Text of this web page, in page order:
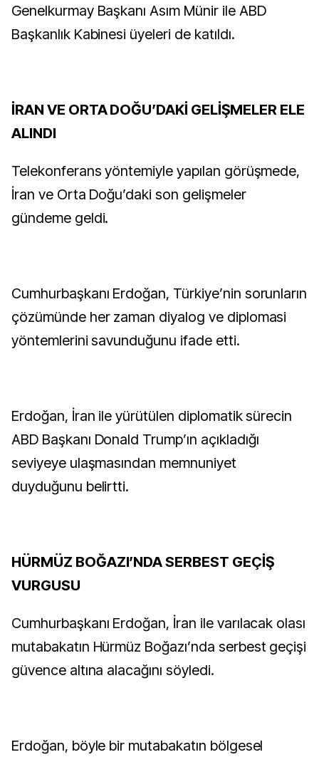
Genelkurmay Başkanı Asım Münir ile ABD
Başkanlık Kabinesi üyeleri de katıldı.
İRAN VE ORTA DOĞU’DAKİ GELİŞMELER ELE
ALINDI
Telekonferans yöntemiyle yapılan görüşmede,
İran ve Orta Doğu’daki son gelişmeler
gündeme geldi.
Cumhurbaşkanı Erdoğan, Türkiye’nin sorunların
çözümünde her zaman diyalog ve diplomasi
yöntemlerini savunduğunu ifade etti.
Erdoğan, İran ile yürütülen diplomatik sürecin
ABD Başkanı Donald Trump’ın açıkladığı
seviyeye ulaşmasından memnuniyet
duyduğunu belirtti.
HÜRMÜZ BOĞAZI’NDA SERBEST GEÇİŞ
VURGUSU
Cumhurbaşkanı Erdoğan, İran ile varılacak olası
mutabakatın Hürmüz Boğazı’nda serbest geçişi
güvence altına alacağını söyledi.
Erdoğan, böyle bir mutabakatın bölgesel